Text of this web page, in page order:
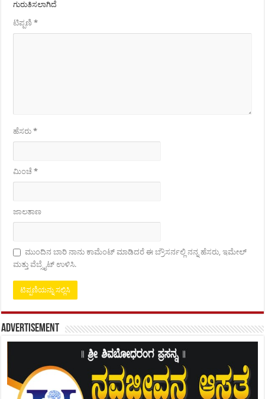
ಗುರುತಿಸಲಾಗಿದೆ
ಟಿಪ್ಪಣಿ*
ಹೆಸರು*
ಮಿಂಚೆ*
ಜಾಲತಾಣ
ಮುಂದಿನ ಬಾರಿ ನಾನು ಕಾಮೆಂಟ್ ಮಾಡಿದರೆ ಈ ಬ್ರೌಸರ್ನಲ್ಲಿ ನನ್ನ ಹೆಸರು, ಇಮೇಲ್
ಮತ್ತು ವೆಬ್ಸೈಟ್ ಉಳಿಸಿ.
Advertisement